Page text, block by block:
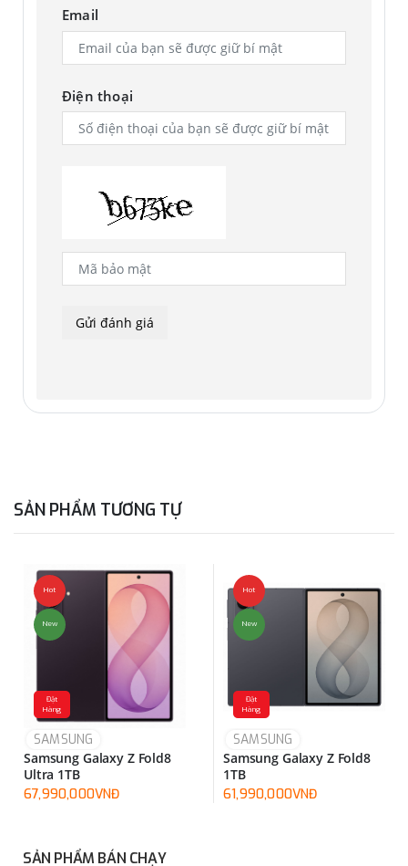
Email
Điện thoại
SẢN PHẨM TƯƠNG TỰ
Hot
New
Đặt
Hàng
SAMSUNG
Samsung Galaxy Z Fold8
Ultra 1TB
67,990,000VNĐ
Hot
New
Đặt
Hàng
SAMSUNG
Samsung Galaxy Z Fold8
1TB
61,990,000VNĐ
SẢN PHẨM BÁN CHẠY